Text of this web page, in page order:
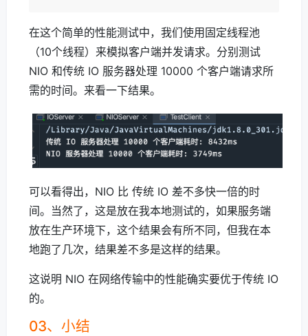
在这个简单的性能测试中，我们使用固定线程池
（10个线程）来模拟客户端并发请求。分别测试
NIO 和传统 IO 服务器处理 10000 个客户端请求所
需的时间。来看一下结果。
可以看得出，NIO 比 传统 IO 差不多快一倍的时
间。当然了，这是放在我本地测试的，如果服务端
放在生产环境下，这个结果会有所不同，但我在本
地跑了几次，结果差不多是这样的结果。
这说明 NIO 在网络传输中的性能确实要优于传统 IO
的。
03、小结